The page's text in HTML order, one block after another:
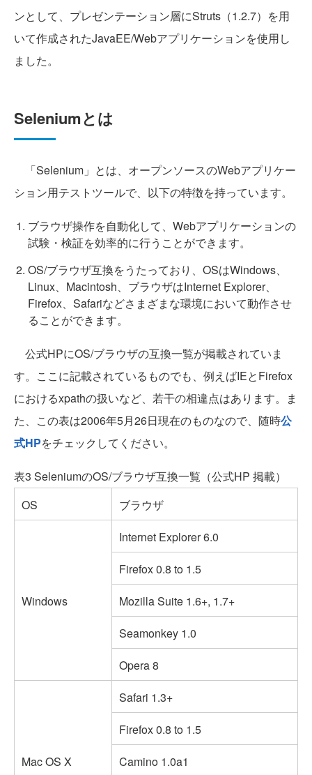
ンとして、プレゼンテーション層にStruts（1.2.7）を用
いて作成されたJavaEE/Webアプリケーションを使用し
ました。
Seleniumとは
「Selenium」とは、オープンソースのWebアプリケー
ション用テストツールで、以下の特徴を持っています。
ブラウザ操作を自動化して、Webアプリケーションの
試験・検証を効率的に行うことができます。
OS/ブラウザ互換をうたっており、OSはWindows、
Linux、Macintosh、ブラウザはInternet Explorer、
Firefox、Safariなどさまざまな環境において動作させ
ることができます。
公式HPにOS/ブラウザの互換一覧が掲載されていま
す。ここに記載されているものでも、例えばIEとFirefox
におけるxpathの扱いなど、若干の相違点はあります。ま
た、この表は2006年5月26日現在のものなので、随時公
式HPをチェックしてください。
表3 SeleniumのOS/ブラウザ互換一覧（公式HP 掲載）
OS
ブラウザ
Windows
Internet Explorer 6.0
Firefox 0.8 to 1.5
Mozilla Suite 1.6+, 1.7+
Seamonkey 1.0
Opera 8
Mac OS X
Safari 1.3+
Firefox 0.8 to 1.5
Camino 1.0a1